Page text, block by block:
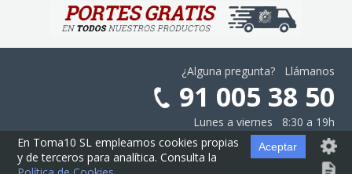
¿Alguna pregunta? Llámanos
91 005 38 50
Lunes a viernes 8:30 a 19h
Aviso Legal·Privacidad·Cookies·Configurar las Cookies·Contratación
En Toma10 SL empleamos cookies propias
y de terceros para analítica. Consulta la
Aceptar